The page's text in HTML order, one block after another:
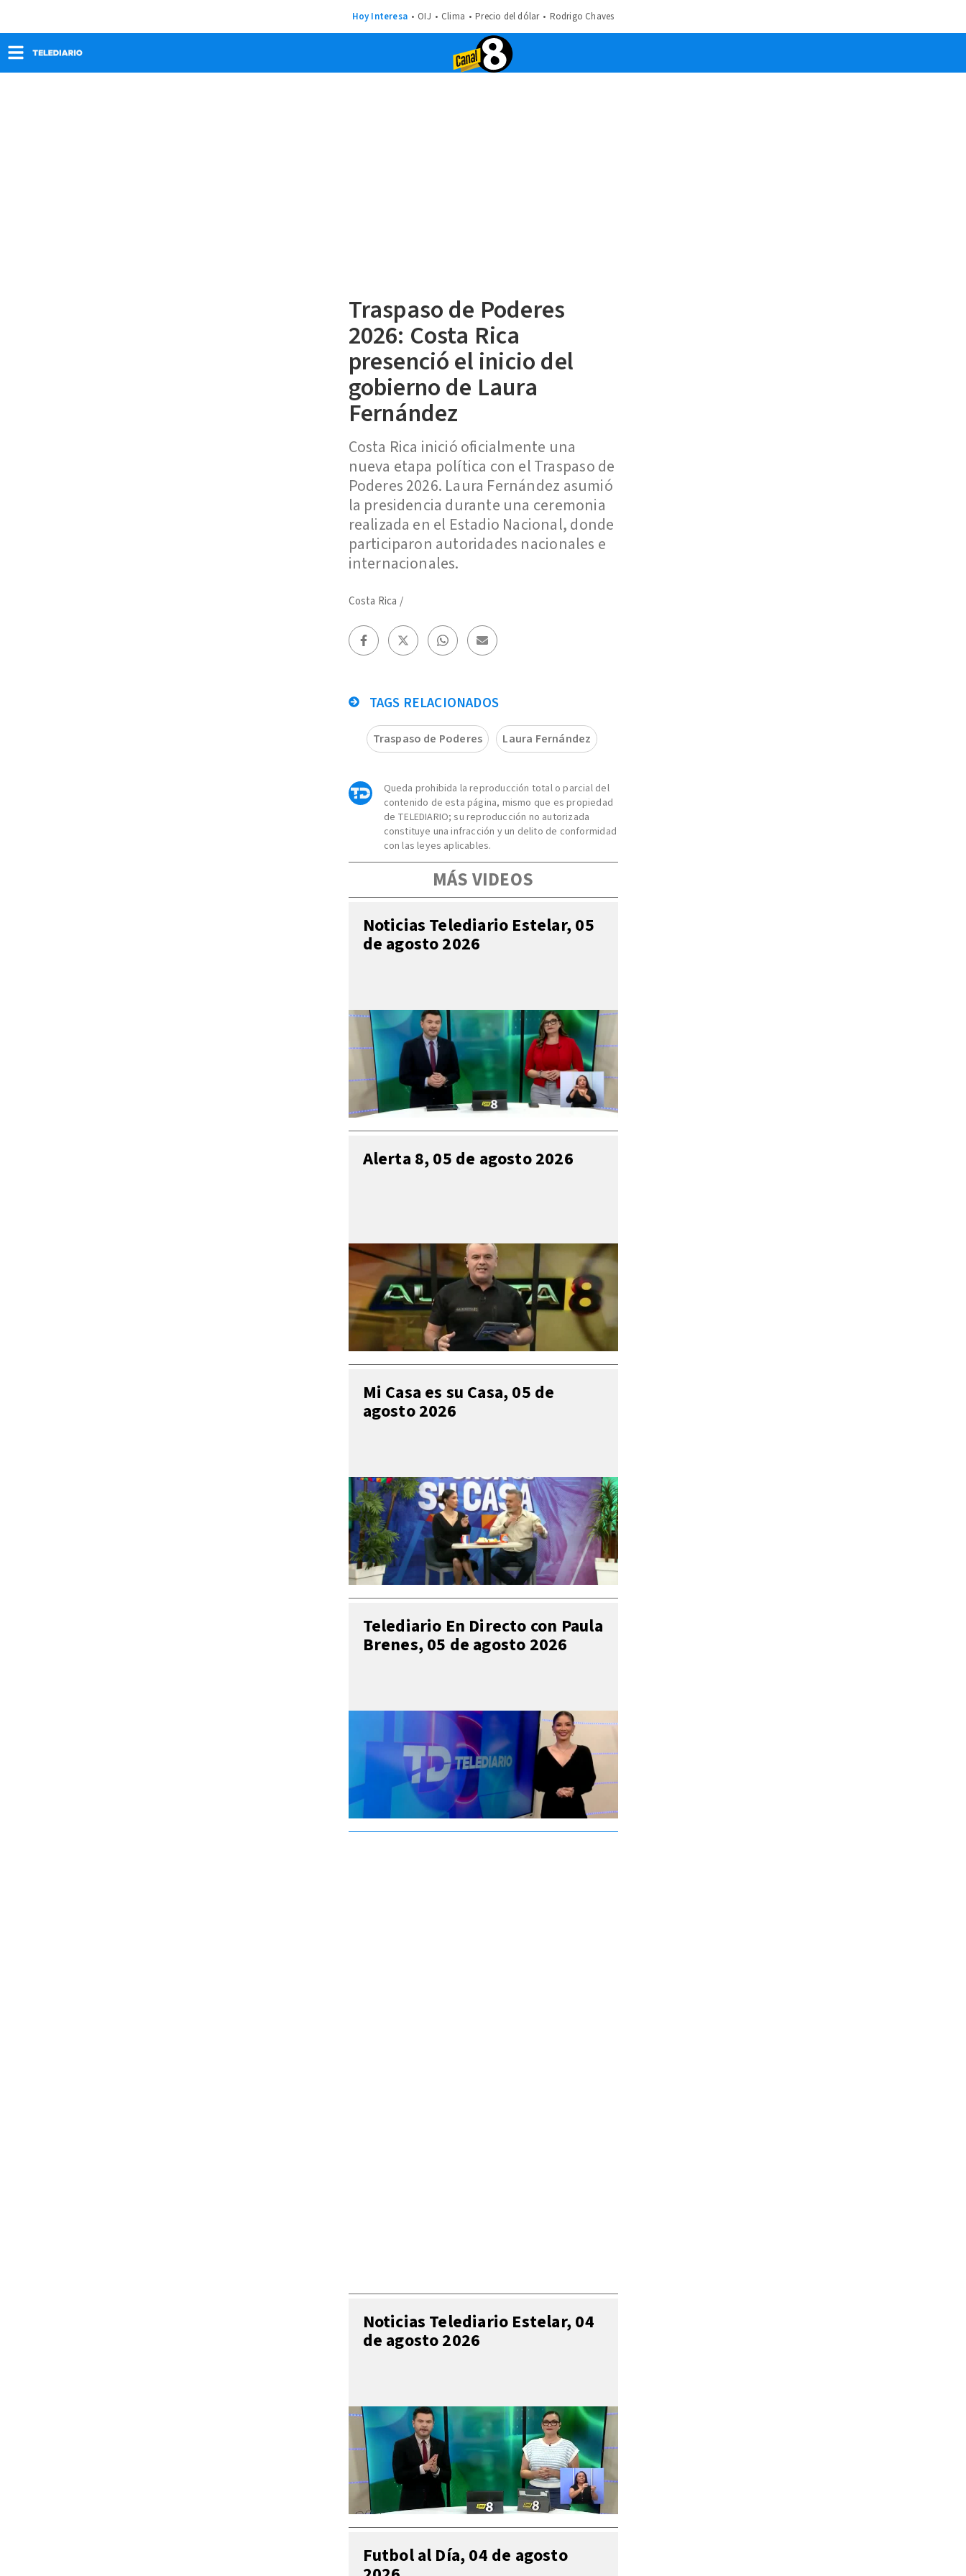
Hoy Interesa OIJ Clima Precio del dólar Rodrigo Chaves
Traspaso de Poderes
2026: Costa Rica
presenció el inicio del
gobierno de Laura
Fernández
Costa Rica inició oficialmente una
nueva etapa política con el Traspaso de
Poderes 2026. Laura Fernández asumió
la presidencia durante una ceremonia
realizada en el Estadio Nacional, donde
participaron autoridades nacionales e
internacionales.
Costa Rica /
TAGS RELACIONADOS
Traspaso de Poderes Laura Fernández
Queda prohibida la reproducción total o parcial del
contenido de esta página, mismo que es propiedad
de TELEDIARIO; su reproducción no autorizada
constituye una infracción y un delito de conformidad
con las leyes aplicables.
MÁS VIDEOS
Noticias Telediario Estelar, 05
de agosto 2026
Alerta 8, 05 de agosto 2026
Mi Casa es su Casa, 05 de
agosto 2026
Telediario En Directo con Paula
Brenes, 05 de agosto 2026
Noticias Telediario Estelar, 04
de agosto 2026
Futbol al Día, 04 de agosto